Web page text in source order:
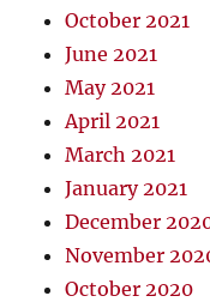
October 2021
June 2021
May 2021
April 2021
March 2021
January 2021
December
November
October 2020